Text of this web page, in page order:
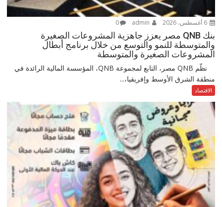
6 أغسطس، 2026 0
بنك QNB مصر يعزز جاهزية المشروعات الصغيرة
والمتوسطة للنمو والتوسع من خلال برنامج أبطال
المشروعات الصغيرة والمتوسطة
نظّم QNB مصر، التابع لمجموعة QNB، المؤسسة المالية الرائدة في
منطقة الشرق الأوسط وإفريقيا،...
الاقتصاد